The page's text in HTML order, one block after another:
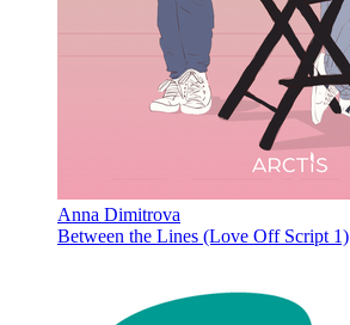
Anna Dimitrova
Between the Lines (Love Off Script 1)